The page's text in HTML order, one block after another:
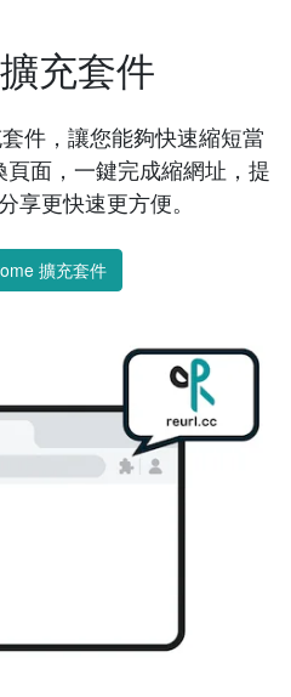
充套件
件，讓您能夠快速縮短當
面，一鍵完成縮網址，提
享更快速更方便。
擴充套件